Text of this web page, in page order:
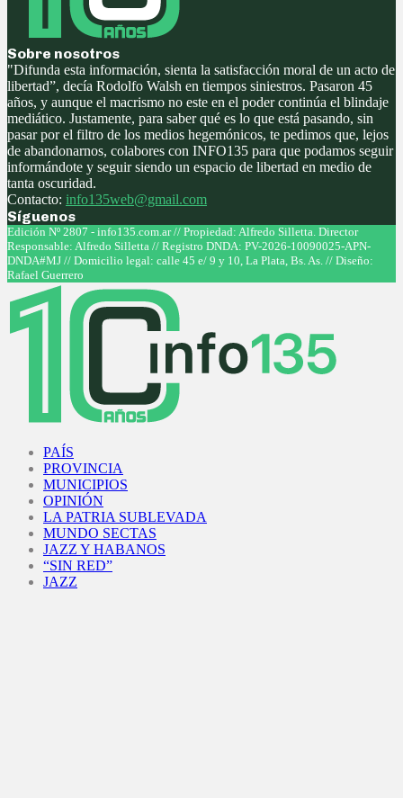
Sobre nosotros
"Difunda esta información, sienta la satisfacción moral de un acto de
libertad”, decía Rodolfo Walsh en tiempos siniestros. Pasaron 45
años, y aunque el macrismo no este en el poder continúa el blindaje
mediático. Justamente, para saber qué es lo que está pasando, sin
pasar por el filtro de los medios hegemónicos, te pedimos que, lejos
de abandonarnos, colabores con INFO135 para que podamos seguir
informándote y seguir siendo un espacio de libertad en medio de
tanta oscuridad.
Contacto: info135web@gmail.com
Síguenos
Facebook
Twitter
Instagram
Youtube
Edición Nº 2807 - info135.com.ar // Propiedad: Alfredo Silletta. Director
Responsable: Alfredo Silletta // Registro DNDA: PV-2026-10090025-APN-
DNDA#MJ // Domicilio legal: calle 45 e/ 9 y 10, La Plata, Bs. As. // Diseño:
Rafael Guerrero
PAÍS
PROVINCIA
MUNICIPIOS
OPINIÓN
LA PATRIA SUBLEVADA
MUNDO SECTAS
JAZZ Y HABANOS
“SIN RED”
JAZZ